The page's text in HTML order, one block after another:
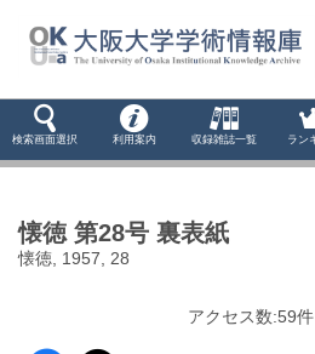
検索画面選択 利用案内 収録雑誌一覧 ラン
懐徳 第28号 裏表紙
懐徳, 1957, 28
アクセス数:59件